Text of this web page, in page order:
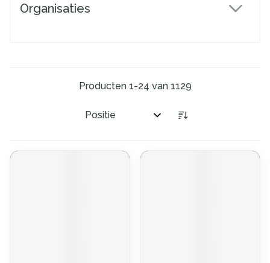
Organisaties
Producten 1-24 van 1129
Sorteer op: